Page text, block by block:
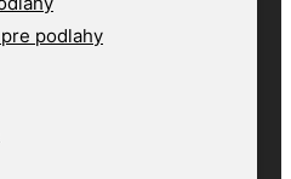
podlahy